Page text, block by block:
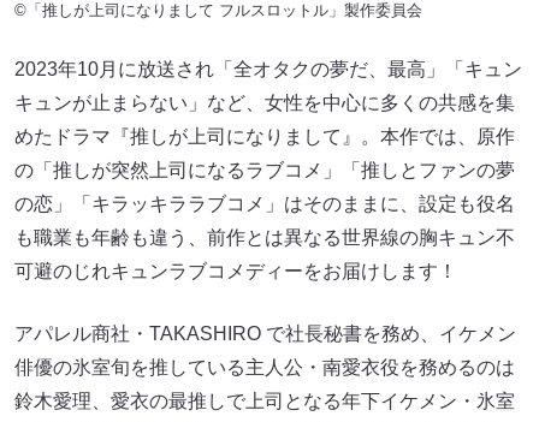
©「推しが上司になりまして フルスロットル」製作委員会
2023年10⽉に放送され「全オタクの夢だ、最⾼」「キュン
キュンが⽌まらない」など、⼥性を中⼼に多くの共感を集
めたドラマ『推しが上司になりまして』。本作では、原作
の「推しが突然上司になるラブコメ」「推しとファンの夢
の恋」「キラッキララブコメ」はそのままに、設定も役名
も職業も年齢も違う、前作とは異なる世界線の胸キュン不
可避のじれキュンラブコメディーをお届けします！
アパレル商社・TAKASHIRO で社⻑秘書を務め、イケメン
俳優の氷室旬を推している主⼈公・南愛⾐役を務めるのは
鈴⽊愛理、愛⾐の最推しで上司となる年下イケメン・氷室